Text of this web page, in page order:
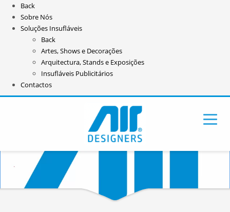
Back
Sobre Nós
Soluções Insufláveis
Back
Artes, Shows e Decorações
Arquitectura, Stands e Exposições
Insufláveis Publicitários
Contactos